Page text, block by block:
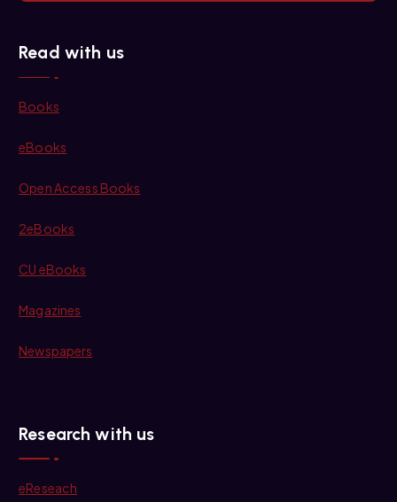
Read with us
Books
eBooks
Open Access Books
2eBooks
CU eBooks
Magazines
Newspapers
Research with us
eReseach